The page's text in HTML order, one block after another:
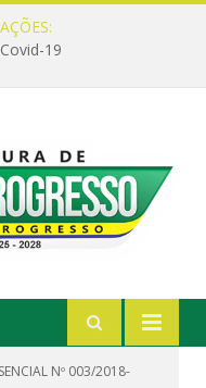
19
Nº 003/2018-